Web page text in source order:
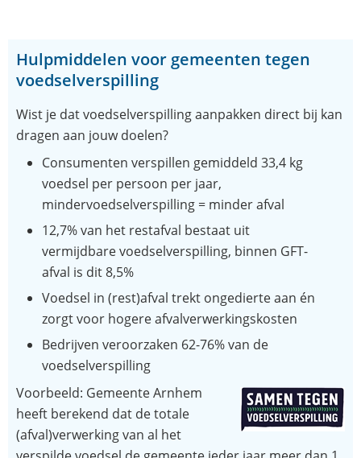
Hulpmiddelen voor gemeenten tegen
voedselverspilling
Wist je dat voedselverspilling aanpakken direct bij kan
dragen aan jouw doelen?
Consumenten verspillen gemiddeld 33,4 kg
voedsel per persoon per jaar,
mindervoedselverspilling = minder afval
12,7% van het restafval bestaat uit
vermijdbare voedselverspilling, binnen GFT-
afval is dit 8,5%
Voedsel in (rest)afval trekt ongedierte aan én
zorgt voor hogere afvalverwerkingskosten
Bedrijven veroorzaken 62-76% van de
voedselverspilling
Voorbeeld: Gemeente Arnhem
heeft berekend dat de totale
(afval)verwerking van al het